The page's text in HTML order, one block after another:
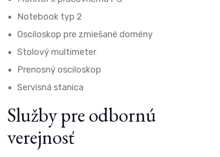
Notebook typ 2
Osciloskop pre zmiešané domény
Stolový multimeter
Prenosný osciloskop
Servisná stanica
Služby pre odbornú
verejnosť